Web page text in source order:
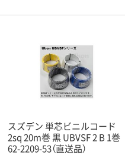
スズデン 単芯ビニルコード
2sq 20m巻 黒 UBVSF 2 B 1巻
62-2209-53（直送品）